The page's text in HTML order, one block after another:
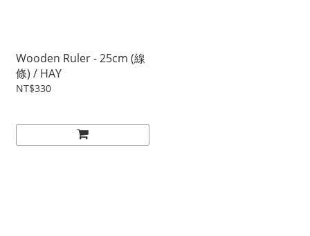
Wooden Ruler - 25cm (線
條) / HAY
NT$330